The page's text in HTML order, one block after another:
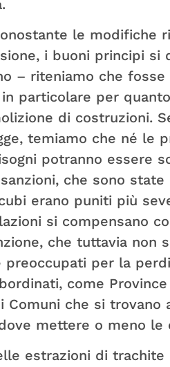
le modifiche
i buoni principi si
– riteniamo che fosse
particolare per
di costruzioni.
temiamo che né le
potranno essere
che sono state
erano puniti più
si compensano
che tuttavia non
per la
come Province
che si trovano
mettere o meno le
estrazioni di trachite